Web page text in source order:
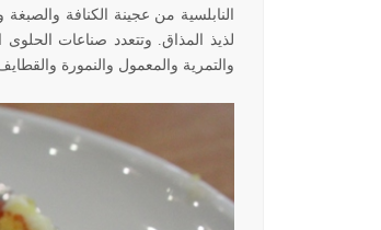
النابلسية من عجينة الكنافة
لذيذ المذاق. وتتعدد صناعات الحلوى
والتمرية والمعمول والنمورة